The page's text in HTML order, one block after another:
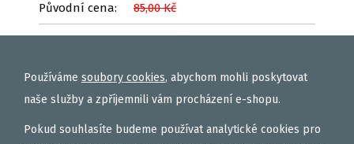
Původní cena: 85,00 Kč
Vložit
Používáme soubory cookies, abychom mohli poskytovat
naše služby a zpříjemnili vám procházení e-shopu.
Pokud souhlasíte budeme používat analytické cookies pro